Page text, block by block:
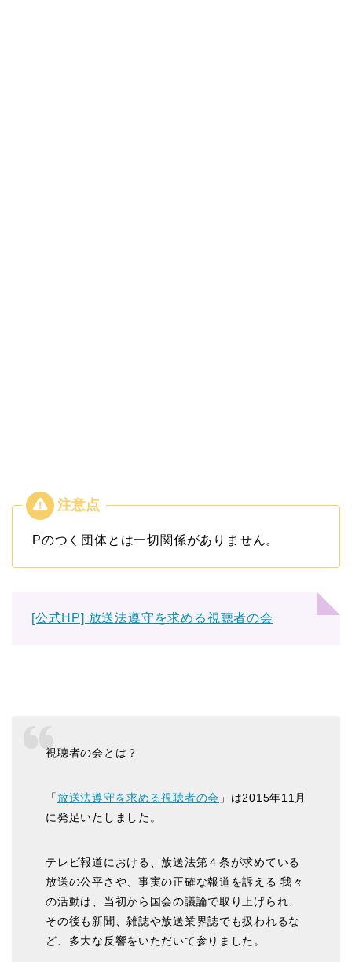
Pのつく団体とは一切関係がありません。
[公式HP] 放送法遵守を求める視聴者の会
視聴者の会とは？
「放送法遵守を求める視聴者の会 」は2015年11月
に発足いたしました。
テレビ報道における、放送法第４条が求めている
放送の公平さや、事実の正確な報道を訴える 我々
の活動は、当初から国会の議論で取り上げられ、
その後も新聞、雑誌や放送業界誌でも扱われるな
ど、多大な反響をいただいて参りました。